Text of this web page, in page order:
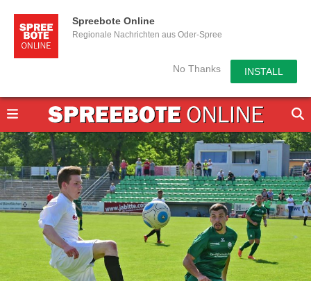
Spreebote Online
Regionale Nachrichten aus Oder-Spree
No Thanks INSTALL